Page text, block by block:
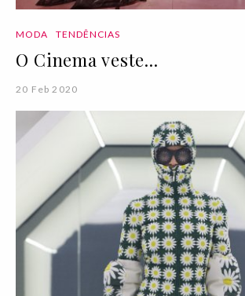
MODA TENDÊNCIAS
O Cinema veste...
20 Feb 2020